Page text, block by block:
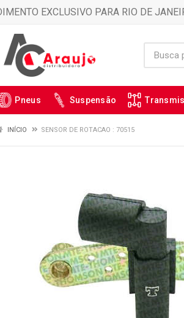
EXCLUSIVO PARA RIO DE
Pneus Suspensão
INÍCIO SENSOR DE ROTACAO : 70515